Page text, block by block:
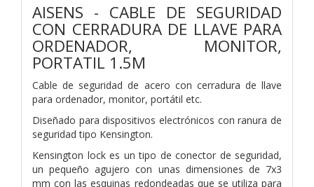
AISENS - CABLE DE SEGURIDAD
CON CERRADURA DE LLAVE PARA
ORDENADOR, MONITOR,
PORTATIL 1.5M
Cable de seguridad de acero con cerradura de llave
para ordenador, monitor, portátil etc.
Diseñado para dispositivos electrónicos con ranura de
seguridad tipo Kensington.
Kensington lock es un tipo de conector de seguridad,
un pequeño agujero con unas dimensiones de 7x3
mm con las esquinas redondeadas que se utiliza para